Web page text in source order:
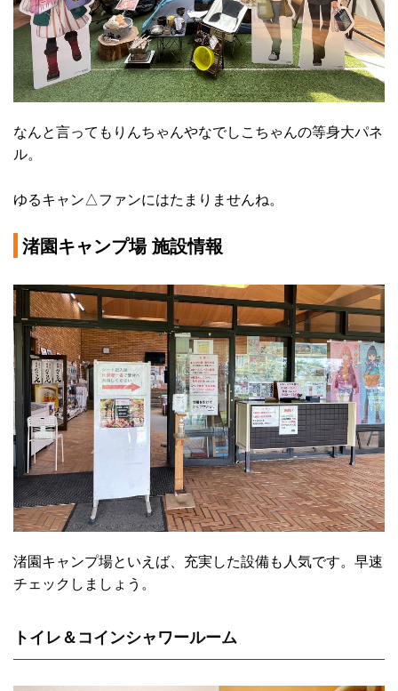
なんと言ってもりんちゃんやなでしこちゃんの等身大パネ
ル。
ゆるキャン△ファンにはたまりませんね。
渚園キャンプ場 施設情報
渚園キャンプ場といえば、充実した設備も人気です。早速
チェックしましょう。
トイレ＆コインシャワールーム